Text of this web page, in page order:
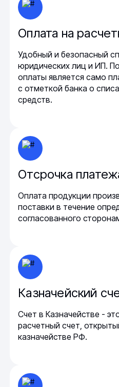
Оплата на
Удобный и безопасный
юридических лиц и ИП.
оплаты является само
с отметкой банка о
средств.
Отсрочка
Оплата продукции
поставки в течение
согласованного
Казначейский
Счет в Казначействе -
расчетный счет,
казначействе РФ.